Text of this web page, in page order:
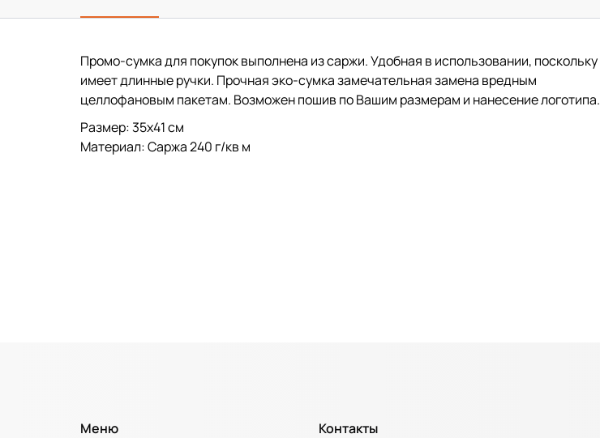
Промо-сумка для покупок выполнена из саржи. Удобная в использовании, поскольку
имеет длинные ручки. Прочная эко-сумка замечательная замена вредным
целлофановым пакетам. Возможен пошив по Вашим размерам и нанесение логотипа.
Размер: 35х41 см
Материал: Саржа 240 г/кв м
Меню Контакты